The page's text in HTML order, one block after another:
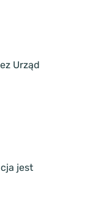
Urząd
jest